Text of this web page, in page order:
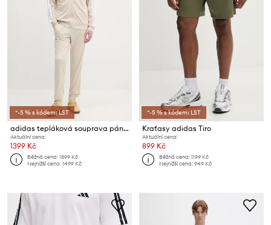
*-5 % s kódem: LST
adidas tepláková souprava pánská
Aktuální cena:
1399 Kč
Běžná cena:1899 Kč
Nejnižší cena:1499 Kč
*-5 % s kódem: LST
Kraťasy adidas Tiro
Aktuální cena:
899 Kč
Běžná cena:1199 Kč
Nejnižší cena:949 Kč